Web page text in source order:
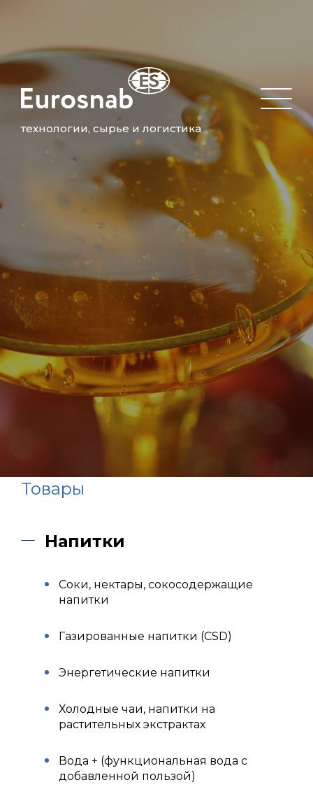
технологии, сырье и логистика
Товары
Напитки
Соки, нектары, сокосодержащие
напитки
Газированные напитки (CSD)
Энергетические напитки
Холодные чаи, напитки на
растительных экстрактах
Вода + (функциональная вода с
добавленной пользой)